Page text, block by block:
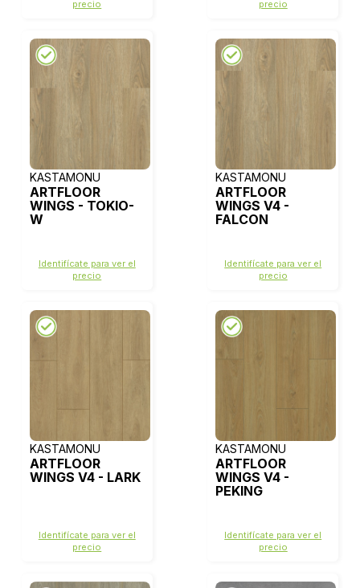
precio
precio
KASTAMONU
ARTFLOOR
WINGS - TOKIO-
W
Identifícate para ver el
precio
KASTAMONU
ARTFLOOR
WINGS V4 -
FALCON
Identifícate para ver el
precio
KASTAMONU
ARTFLOOR
WINGS V4 - LARK
Identifícate para ver el
precio
KASTAMONU
ARTFLOOR
WINGS V4 -
PEKING
Identifícate para ver el
precio